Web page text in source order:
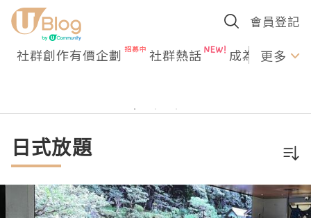
會員登記
社群創作有價企劃 社群熱話 成為U更多
日式放題